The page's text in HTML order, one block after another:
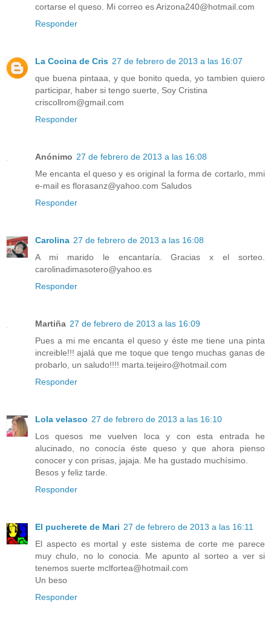
cortarse el queso. Mi correo es Arizona240@hotmail.com
Responder
La Cocina de Cris 27 de febrero de 2013 a las 16:07
que buena pintaaa, y que bonito queda, yo tambien quiero
participar, haber si tengo suerte, Soy Cristina
criscollrom@gmail.com
Responder
Anónimo 27 de febrero de 2013 a las 16:08
Me encanta el queso y es original la forma de cortarlo, mmi
e-mail es florasanz@yahoo.com Saludos
Responder
Carolina 27 de febrero de 2013 a las 16:08
A mi marido le encantaría. Gracias x el sorteo.
carolinadimasotero@yahoo.es
Responder
Martiña 27 de febrero de 2013 a las 16:09
Pues a mi me encanta el queso y éste me tiene una pinta
increible!!! ajalá que me toque que tengo muchas ganas de
probarlo, un saludo!!!! marta.teijeiro@hotmail.com
Responder
Lola velasco 27 de febrero de 2013 a las 16:10
Los quesos me vuelven loca y con esta entrada he
alucinado, no conocía éste queso y que ahora pienso
conocer y con prisas, jajaja. Me ha gustado muchísimo.
Besos y feliz tarde.
Responder
El pucherete de Mari 27 de febrero de 2013 a las 16:11
El aspecto es mortal y este sistema de corte me parece
muy chulo, no lo conocia. Me apunto al sorteo a ver si
tenemos suerte mclfortea@hotmail.com
Un beso
Responder